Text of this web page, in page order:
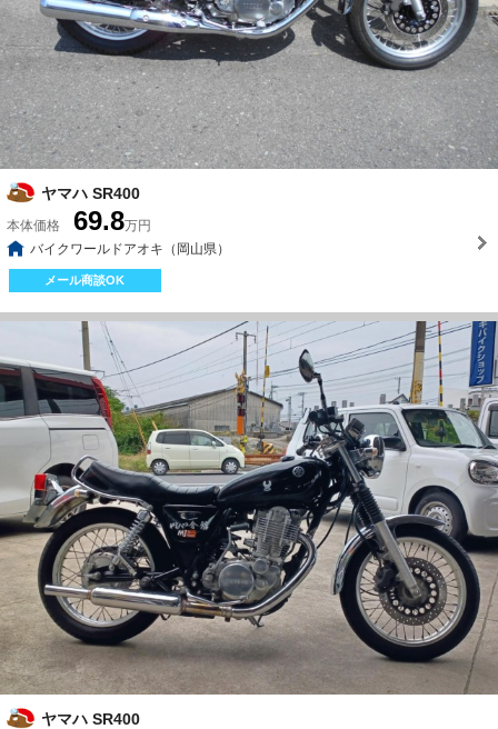
ヤマハ SR400
本体価格 69.8万円
バイクワールドアオキ（岡山県）
メール商談OK
ヤマハ SR400